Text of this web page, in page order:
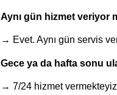
Aynı gün hizmet veriyor
→ Evet. Aynı gün servis
Gece ya da hafta sonu
→ 7/24 hizmet